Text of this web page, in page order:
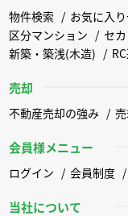
物件検索 お気に入
区分マンション
セ
新築・築浅(木造)
売却
不動産売却の強み
会員様メニュー
ログイン 会員制度
当社について